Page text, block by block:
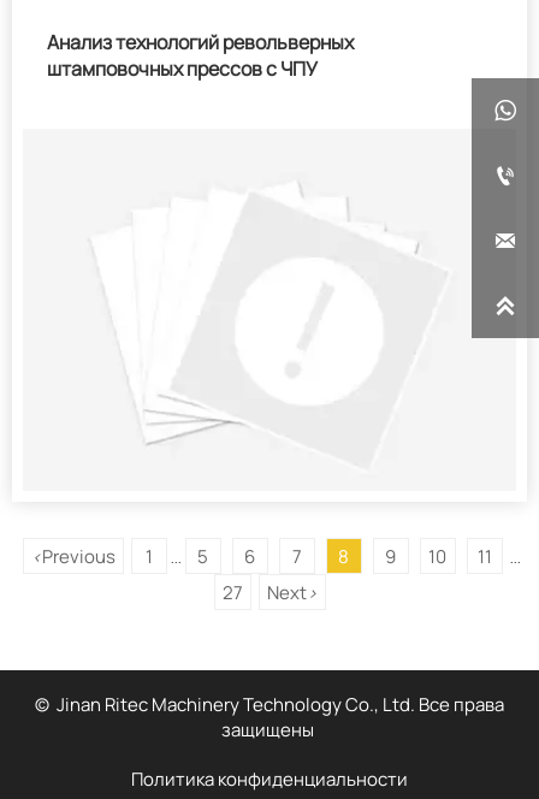
Анализ технологий револьверных
штамповочных прессов с ЧПУ
<Previous 1 ... 5 6 7 8 9 10 11 ...
27 Next>
© Jinan Ritec Machinery Technology Co., Ltd. Все права
защищены
Политика конфиденциальности



